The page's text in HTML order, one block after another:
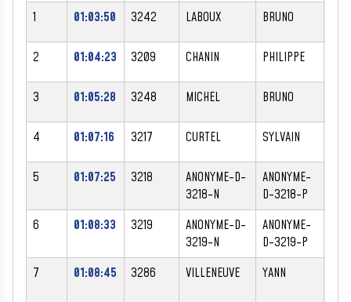
1
01:03:50 3242 LABOUX BRUNO
2 01:04:23 3209 CHANIN PHILIPPE
3 01:05:28 3248 MICHEL BRUNO
4 01:07:16 3217 CURTEL SYLVAIN
5 01:07:25 3218
ANONYME-D-
3218-N
ANONYME-
D-3218-P
6 01:08:33 3219
ANONYME-D-
3219-N
ANONYME-
D-3219-P
7 01:08:45 3286 VILLENEUVE YANN